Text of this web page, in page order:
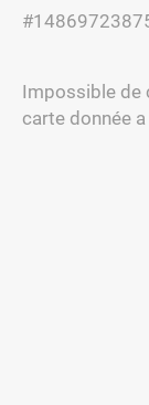
Impossible de
carte donnée